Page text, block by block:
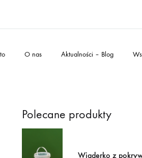
O nas Aktualności – Blog
Polecane produkty
Wiaderko z